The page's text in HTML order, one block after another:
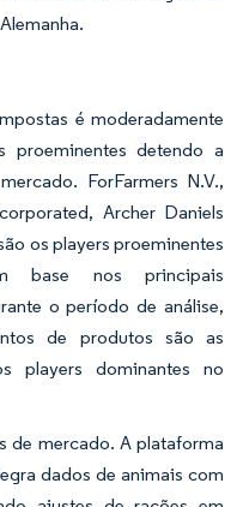
é moderadamente
proeminentes detendo a
ForFarmers N.V.,
Archer Daniels
os players proeminentes
base nos principais
o período de análise,
de produtos são as
players dominantes no
de mercado. A plataforma
dados de animais com